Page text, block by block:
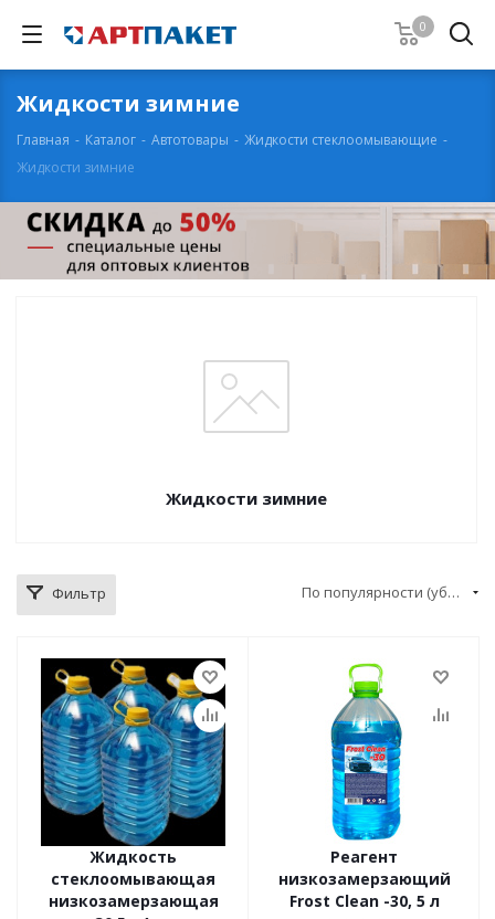
0
Жидкости зимние
Главная - Каталог - Автотовары - Жидкости стеклоомывающие -
Жидкости зимние
Жидкости зимние
Фильтр По популярности (убывание)
Жидкость
стеклоомывающая
низкозамерзающая
Реагент
низкозамерзающий
Frost Clean -30, 5 л